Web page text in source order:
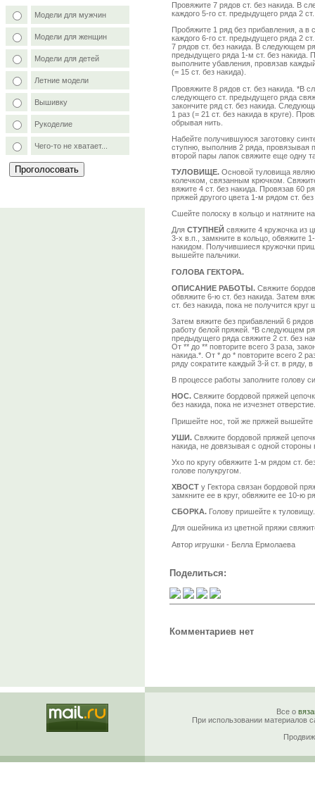
Модели для мужчин
Модели для женщин
Модели для детей
Летние модели
Вышивку
Рукоделие
Чего-то не хватает...
Провяжите 7 рядов ст. без накида. В
каждого 5-го ст. предыдущего ряда 2
Пробяжите 1 ряд без прибавления, а
каждого 6-го ст. предыдущего ряда 2
7 рядов ст. без накида. В следующем
предыдущего ряда 1-м ст. без накида.
выполните убавления, провязав
(= 15 ст. без накида).
Провяжите 8 рядов ст. без накида. *В
следующего ст. предыдущего ряда
закончите ряд ст. без накида.
1 раз (= 21 ст. без накида в круге).
обрывая нить.
Набейте получившуюся заготовку
ступню, выполнив 2 ряда, провязывая
второй пары лапок свяжите еще одну
ТУЛОВИЩЕ. Основой туловища
колечком, связанным крючком.
вяжите 4 ст. без накида. Провязав 60
пряжей другого цвета 1-м рядом ст.
Сшейте полоску в кольцо и натяните
Для СТУПНЕЙ свяжите 4 кружочка из
3-х в.п., замкните в кольцо, обвяжите
накидом. Получившиеся кружочки
вышейте пальчики.
ГОЛОВА ГЕКТОРА.
ОПИСАНИЕ РАБОТЫ. Свяжите
обвяжите 6-ю ст. без накида. Затем
ст. без накида, пока не получится круг
Затем вяжите без прибавлений 6
работу белой пряжей. *В следующем
предыдущего ряда свяжите 2 ст. без
От ** до ** повторите всего 3 раза,
накида.*. От * до * повторите всего 2
ряду сократите каждый 3-й ст. в
В процессе работы заполните голову
НОС. Свяжите бордовой пряжей
без накида, пока не изчезнет отверстие.
Пришейте нос, той же пряжей вышейте
УШИ. Свяжите бордовой пряжей
накида, не довязывая с одной
Ухо по кругу обвяжите 1-м рядом ст.
голове полукругом.
ХВОСТ у Гектора связан бордовой
замкните ее в круг, обвяжите ее 10-ю
СБОРКА. Голову пришейте к туловищу.
Для ошейника из цветной пряжи
Автор игрушки - Белла Ермолаева
Поделиться:
Комментариев нет
Все о
При использовании материалов